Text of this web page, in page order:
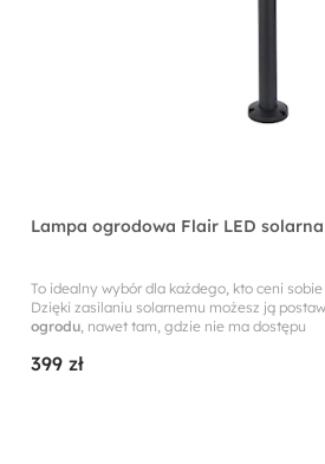
Lampa ogrodowa Flair LED
To idealny wybór dla każdego, kto ceni
Dzięki zasilaniu solarnemu możesz ją
ogrodu, nawet tam, gdzie nie ma dostępu
399 zł